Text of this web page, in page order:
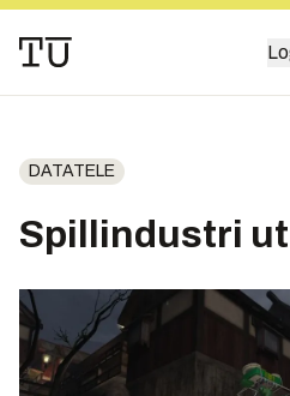
DATATELE
Spillindustri